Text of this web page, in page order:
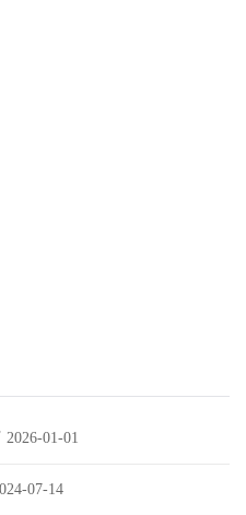
2026-01-01
07-14